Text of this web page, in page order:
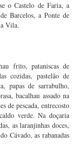
o Castelo de Faria, a
Barcelos, a Ponte de
Vila.
frito, pataniscas de
cozidas, pastelão de
papas de sarrabulho,
bacalhau assado na
de pescada, entrecosto
verde. Na doçaria
as laranjinhas doces,
Cávado, as rabanadas